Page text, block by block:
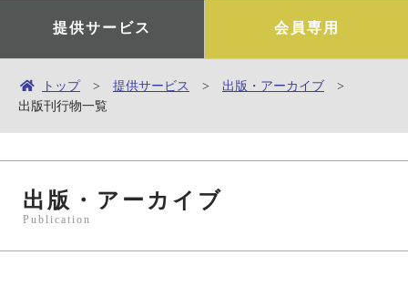
提供サービス 会員専用
トップ 提供サービス
出版・アーカイブ
出版刊行物一覧
出版・アーカイブ
Publication